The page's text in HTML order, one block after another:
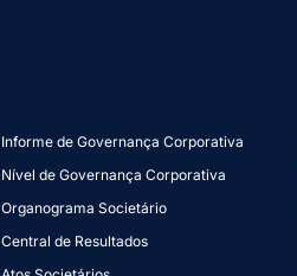
Informe de Governança Corporativa
Nível de Governança Corporativa
Organograma Societário
Central de Resultados